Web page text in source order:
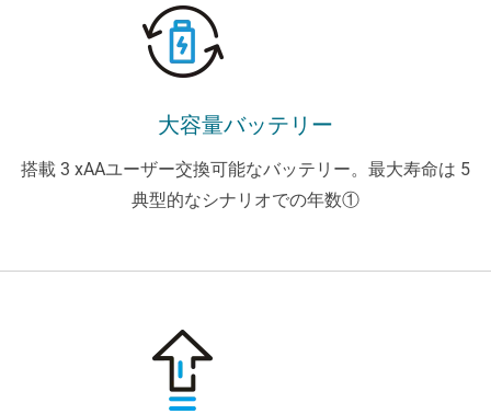
大容量バッテリー
搭載 3 xAAユーザー交換可能なバッテリー。最大寿命は 5
典型的なシナリオでの年数①